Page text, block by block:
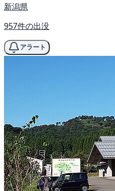
新潟県
957件の出没
アラート